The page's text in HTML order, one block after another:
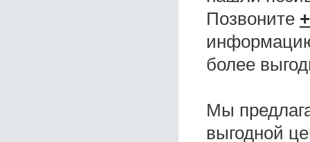
Позвоните
более
Мы
выгодной